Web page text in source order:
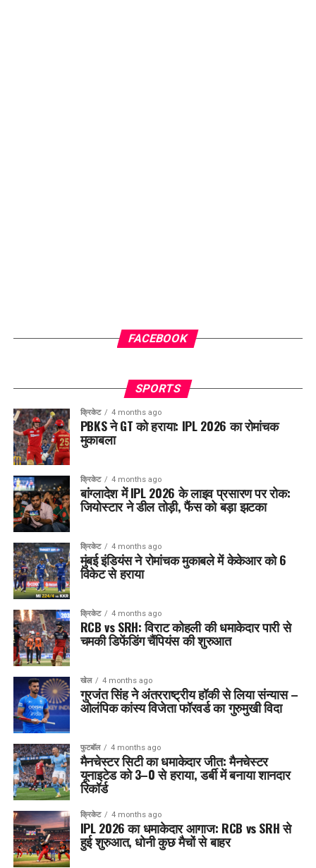
FACEBOOK
SPORTS
क्रिकेट 4 months ago
PBKS ने GT को हराया: IPL 2026 का रोमांचक
मुकाबला
क्रिकेट 4 months ago
बांग्लादेश में IPL 2026 के लाइव प्रसारण पर रोक:
जियोस्टार ने डील तोड़ी, फैंस को बड़ा झटका
क्रिकेट 4 months ago
मुंबई इंडियंस ने रोमांचक मुकाबले में केकेआर को 6
विकेट से हराया
क्रिकेट 4 months ago
RCB vs SRH: विराट कोहली की धमाकेदार पारी से
चमकी डिफेंडिंग चैंपियंस की शुरुआत
खेल 4 months ago
गुरजंत सिंह ने अंतरराष्ट्रीय हॉकी से लिया संन्यास –
ओलंपिक कांस्य विजेता फॉरवर्ड का गुरुमुखी विदा
फुटबॉल 4 months ago
मैनचेस्टर सिटी का धमाकेदार जीत: मैनचेस्टर
यूनाइटेड को 3–0 से हराया, डर्बी में बनाया शानदार
रिकॉर्ड
क्रिकेट 4 months ago
IPL 2026 का धमाकेदार आगाज: RCB vs SRH से
हुई शुरुआत, धोनी कुछ मैचों से बाहर